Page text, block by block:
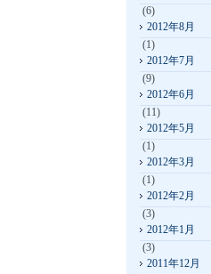
(6)
2012年8月
(1)
2012年7月
(9)
2012年6月
(11)
2012年5月
(1)
2012年3月
(1)
2012年2月
(3)
2012年1月
(3)
2011年12月